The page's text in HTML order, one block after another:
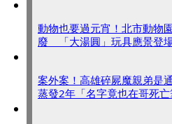
動物也要過元宵！北市動物
廢 「大湯圓」玩具應景登
案外案！高雄碎屍魔親弟是
蒸發2年「名字竟也在哥死亡